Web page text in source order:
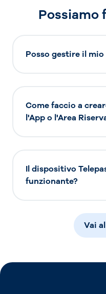
Possiamo
Posso gestire il
Come faccio a
l'App o l'Area
Il dispositivo
funzionante?
Vai